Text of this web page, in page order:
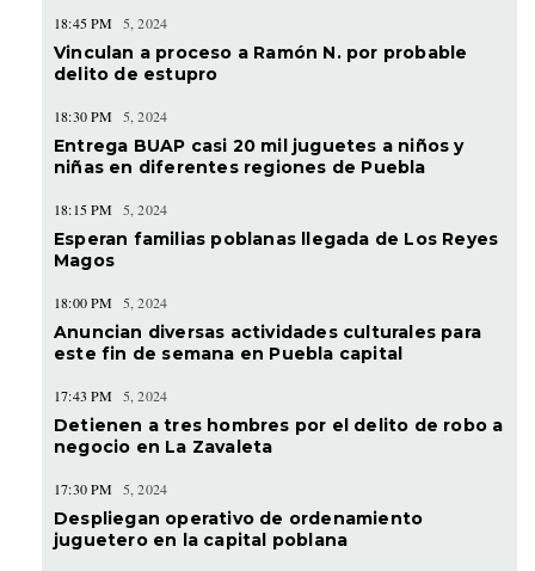
18:45 PM 5, 2024
Vinculan a proceso a Ramón N. por probable
delito de estupro
18:30 PM 5, 2024
Entrega BUAP casi 20 mil juguetes a niños y
niñas en diferentes regiones de Puebla
18:15 PM 5, 2024
Esperan familias poblanas llegada de Los Reyes
Magos
18:00 PM 5, 2024
Anuncian diversas actividades culturales para
este fin de semana en Puebla capital
17:43 PM 5, 2024
Detienen a tres hombres por el delito de robo a
negocio en La Zavaleta
17:30 PM 5, 2024
Despliegan operativo de ordenamiento
juguetero en la capital poblana